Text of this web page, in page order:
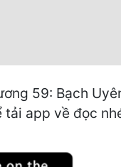
59: Bạch
app về đọc